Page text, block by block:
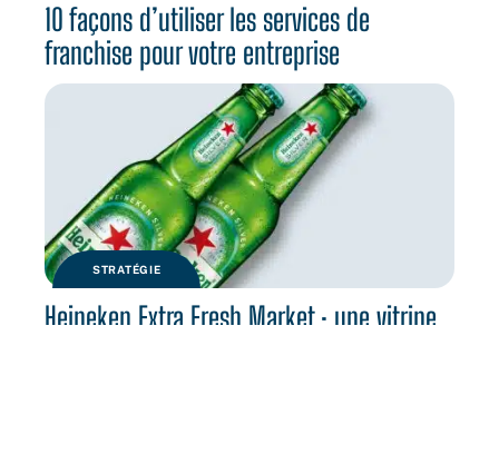
10 façons d’utiliser les services de
franchise pour votre entreprise
STRATÉGIE
Heineken Extra Fresh Market : une vitrine